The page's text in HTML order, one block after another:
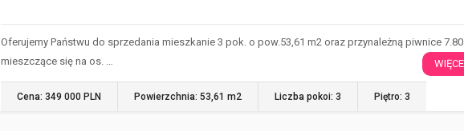
Oferujemy Państwu do sprzedania mieszkanie 3 pok. o pow.53,61 m2 oraz przynależną piwnice
mieszczące się na os. …
Cena: 349 000 PLN Powierzchnia: 53,61 m2 Liczba pokoi: 3 Piętro: 3